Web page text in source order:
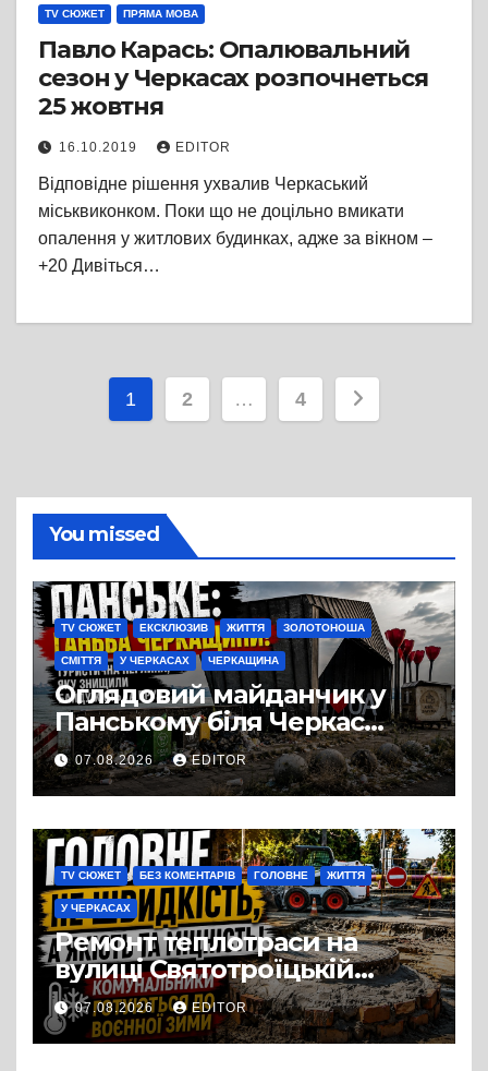
TV СЮЖЕТ ПРЯМА МОВА
Павло Карась: Опалювальний
сезон у Черкасах розпочнеться
25 жовтня
16.10.2019 EDITOR
Відповідне рішення ухвалив Черкаський
міськвиконком. Поки що не доцільно вмикати
опалення у житлових будинках, адже за вікном –
+20 Дивіться…
Пагінація
1 2 … 4
You missed
TV СЮЖЕТ ЕКСКЛЮЗИВ ЖИТТЯ ЗОЛОТОНОША
СМІТТЯ У ЧЕРКАСАХ ЧЕРКАЩИНА
Оглядовий майданчик у
Панському біля Черкас
перетворився на занедбане
сміттєзвалище
07.08.2026 EDITOR
TV СЮЖЕТ БЕЗ КОМЕНТАРІВ ГОЛОВНЕ ЖИТТЯ
У ЧЕРКАСАХ
Ремонт теплотраси на
вулиці Святотроїцькій
затягнувся порівняно із
запланованими термінами.
Вулицю досі не відкрили
07.08.2026 EDITOR